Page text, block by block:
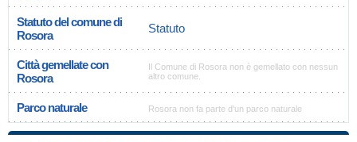
Statuto del comune di
Rosora
Statuto
Città gemellate con
Rosora
Il Comune di Rosora non è gemellato con nessun
altro comune.
Parco naturale Rosora non fa parte d'un parco naturale